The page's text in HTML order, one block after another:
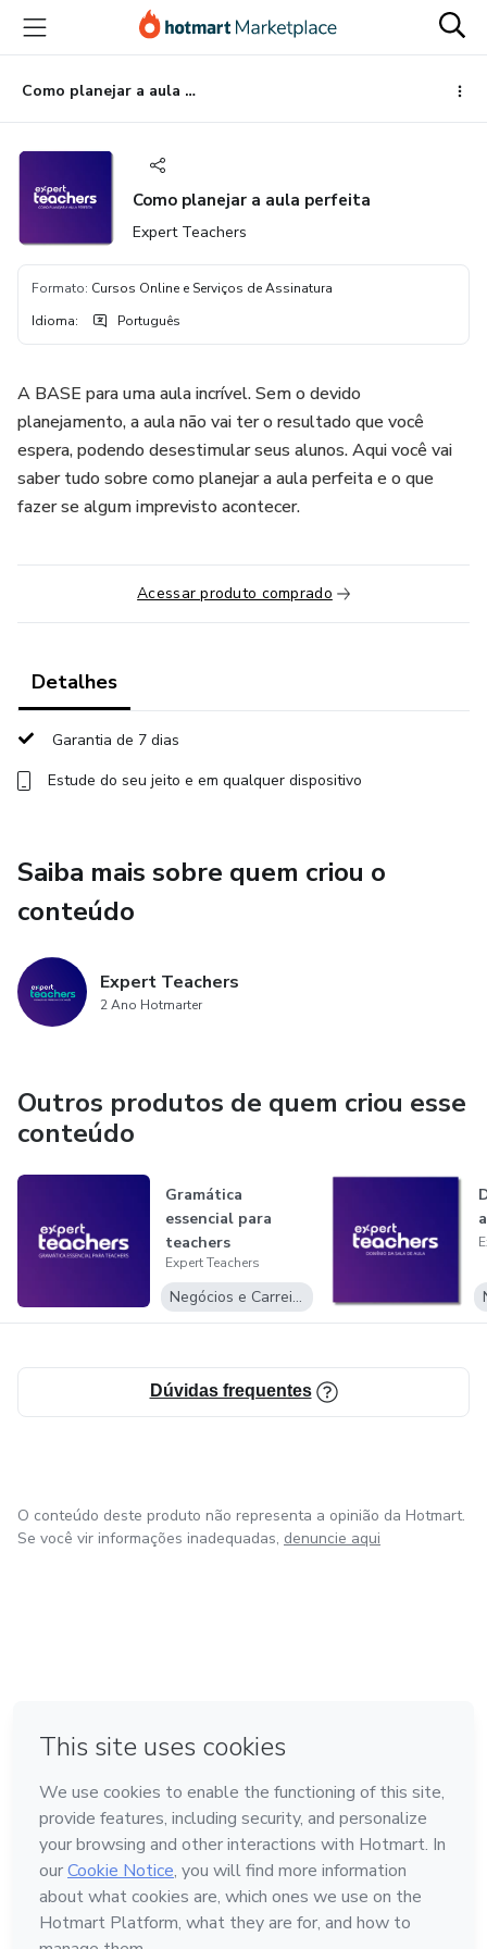
para
conteúdo
principal
para
pagamento
para
rodapé
Como planejar a aula perfeita
Como planejar a aula perfeita
Expert Teachers
Formato: Cursos Online e Serviços de Assinatura
Idioma: Português
A BASE para uma aula incrível. Sem o devido
planejamento, a aula não vai ter o resultado que você
espera, podendo desestimular seus alunos. Aqui você vai
saber tudo sobre como planejar a aula perfeita e o que
fazer se algum imprevisto acontecer.
Acessar produto comprado
Detalhes
Garantia de 7 dias
Estude do seu jeito e em qualquer dispositivo
Saiba mais sobre quem criou o
conteúdo
Expert Teachers
2 Ano Hotmarter
Outros produtos de quem criou esse
conteúdo
Gramática
essencial para
teachers
Expert Teachers
Negócios e Carreira
Dúvidas frequentes
O conteúdo deste produto não representa a opinião da Hotmart.
Se você vir informações inadequadas, denuncie aqui
Feito com ❤ em Bogotá
Conheça a Hotmart
Idioma